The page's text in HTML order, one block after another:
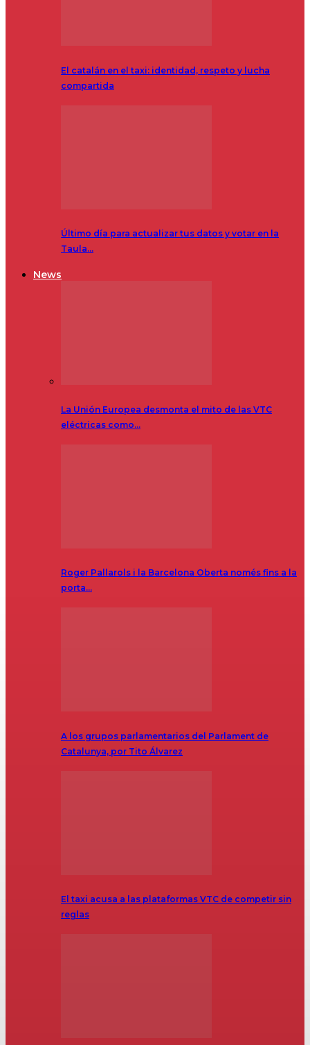
El catalán en el taxi: identidad, respeto y lucha
compartida
Último día para actualizar tus datos y votar en la
Taula…
News
La Unión Europea desmonta el mito de las VTC
eléctricas como…
Roger Pallarols i la Barcelona Oberta només fins a la
porta…
A los grupos parlamentarios del Parlament de
Catalunya, por Tito Álvarez
El taxi acusa a las plataformas VTC de competir sin
reglas